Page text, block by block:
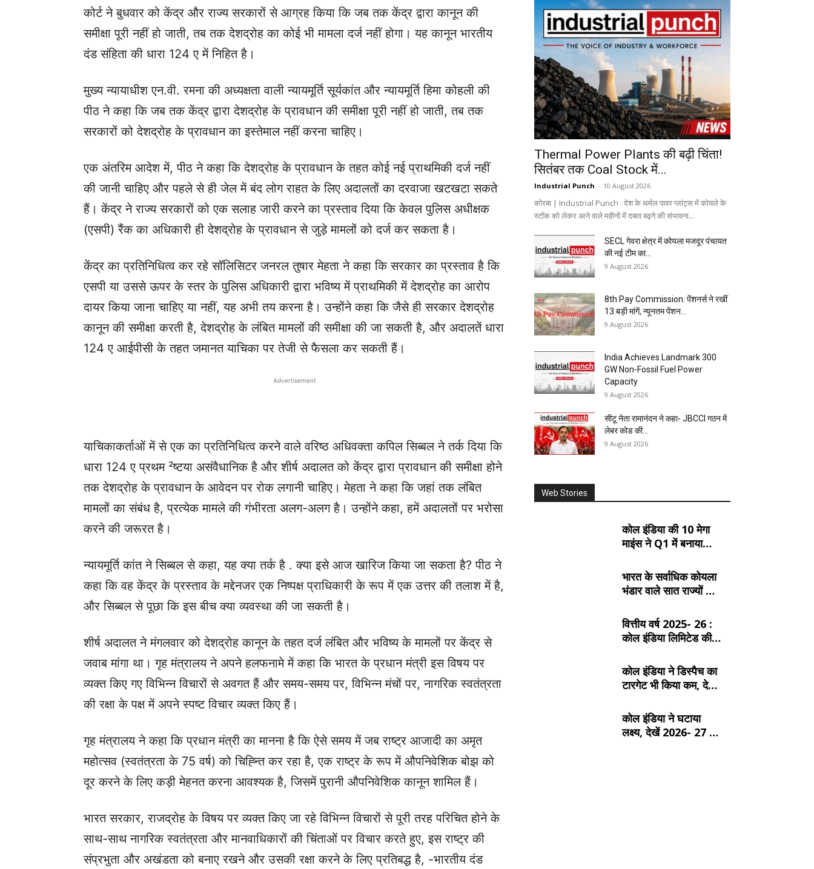
कोर्ट ने बुधवार को केंद्र और राज्य सरकारों से आग्रह किया कि जब तक केंद्र द्वारा कानून की
समीक्षा पूरी नहीं हो जाती, तब तक देशद्रोह का कोई भी मामला दर्ज नहीं होगा। यह कानून भारतीय
दंड संहिता की धारा 124 ए में निहित है।
मुख्य न्यायाधीश एन.वी. रमना की अध्यक्षता वाली न्यायमूर्ति सूर्यकांत और न्यायमूर्ति हिमा कोहली की
पीठ ने कहा कि जब तक केंद्र द्वारा देशद्रोह के प्रावधान की समीक्षा पूरी नहीं हो जाती, तब तक
सरकारों को देशद्रोह के प्रावधान का इस्तेमाल नहीं करना चाहिए।
एक अंतरिम आदेश में, पीठ ने कहा कि देशद्रोह के प्रावधान के तहत कोई नई प्राथमिकी दर्ज नहीं
की जानी चाहिए और पहले से ही जेल में बंद लोग राहत के लिए अदालतों का दरवाजा खटखटा सकते
हैं। केंद्र ने राज्य सरकारों को एक सलाह जारी करने का प्रस्ताव दिया कि केवल पुलिस अधीक्षक
(एसपी) रैंक का अधिकारी ही देशद्रोह के प्रावधान से जुड़े मामलों को दर्ज कर सकता है।
केंद्र का प्रतिनिधित्व कर रहे सॉलिसिटर जनरल तुषार मेहता ने कहा कि सरकार का प्रस्ताव है कि
एसपी या उससे ऊपर के स्तर के पुलिस अधिकारी द्वारा भविष्य में प्राथमिकी में देशद्रोह का आरोप
दायर किया जाना चाहिए या नहीं, यह अभी तय करना है। उन्होंने कहा कि जैसे ही सरकार देशद्रोह
कानून की समीक्षा करती है, देशद्रोह के लंबित मामलों की समीक्षा की जा सकती है, और अदालतें धारा
124 ए आईपीसी के तहत जमानत याचिका पर तेजी से फैसला कर सकती हैं।
Advertisement
याचिकाकर्ताओं में से एक का प्रतिनिधित्व करने वाले वरिष्ठ अधिवक्ता कपिल सिब्बल ने तर्क दिया कि
धारा 124 ए प्रथम ²ष्टया असंवैधानिक है और शीर्ष अदालत को केंद्र द्वारा प्रावधान की समीक्षा होने
तक देशद्रोह के प्रावधान के आवेदन पर रोक लगानी चाहिए। मेहता ने कहा कि जहां तक लंबित
मामलों का संबंध है, प्रत्येक मामले की गंभीरता अलग-अलग है। उन्होंने कहा, हमें अदालतों पर भरोसा
करने की जरूरत है।
न्यायमूर्ति कांत ने सिब्बल से कहा, यह क्या तर्क है . क्या इसे आज खारिज किया जा सकता है? पीठ ने
कहा कि वह केंद्र के प्रस्ताव के मद्देनजर एक निष्पक्ष प्राधिकारी के रूप में एक उत्तर की तलाश में है,
और सिब्बल से पूछा कि इस बीच क्या व्यवस्था की जा सकती है।
शीर्ष अदालत ने मंगलवार को देशद्रोह कानून के तहत दर्ज लंबित और भविष्य के मामलों पर केंद्र से
जवाब मांगा था। गृह मंत्रालय ने अपने हलफनामे में कहा कि भारत के प्रधान मंत्री इस विषय पर
व्यक्त किए गए विभिन्न विचारों से अवगत हैं और समय-समय पर, विभिन्न मंचों पर, नागरिक स्वतंत्रता
की रक्षा के पक्ष में अपने स्पष्ट विचार व्यक्त किए हैं।
गृह मंत्रालय ने कहा कि प्रधान मंत्री का मानना है कि ऐसे समय में जब राष्ट्र आजादी का अमृत
महोत्सव (स्वतंत्रता के 75 वर्ष) को चिह्न्ति कर रहा है, एक राष्ट्र के रूप में औपनिवेशिक बोझ को
दूर करने के लिए कड़ी मेहनत करना आवश्यक है, जिसमें पुरानी औपनिवेशिक कानून शामिल हैं।
भारत सरकार, राजद्रोह के विषय पर व्यक्त किए जा रहे विभिन्न विचारों से पूरी तरह परिचित होने के
साथ-साथ नागरिक स्वतंत्रता और मानवाधिकारों की चिंताओं पर विचार करते हुए, इस राष्ट्र की
संप्रभुता और अखंडता को बनाए रखने और उसकी रक्षा करने के लिए प्रतिबद्ध है, -भारतीय दंड
Thermal Power Plants की बढ़ी चिंता!
सितंबर तक Coal Stock में...
Industrial Punch - 10 August 2026
कोरबा | Industrial Punch : देश के थर्मल पावर प्लांट्स में कोयले के
स्टॉक को लेकर आने वाले महीनों में दबाव बढ़ने की संभावना...
SECL गेवरा क्षेत्र में कोयला मजदूर पंचायत
की नई टीम का...
9 August 2026
8th Pay Commission: पेंशनर्स ने रखीं
13 बड़ी मांगें, न्यूनतम पेंशन...
9 August 2026
India Achieves Landmark 300
GW Non-Fossil Fuel Power
Capacity
9 August 2026
सीटू नेता रामानंदन ने कहा- JBCCI गठन में
लेबर कोड की...
9 August 2026
Web Stories
कोल इंडिया की 10 मेगा
माइंस ने Q1 में बनाया
और MCL की खदानों का
दबदबा
भारत के सर्वाधिक कोयला
भंडार वाले सात राज्यों के
वित्तीय वर्ष 2025- 26 :
कोल इंडिया लिमिटेड की
कोल इंडिया ने डिस्पैच का
टारगेट भी किया कम, देखें
नया लक्ष्य
कोल इंडिया ने घटाया
लक्ष्य, देखें 2026- 27 का